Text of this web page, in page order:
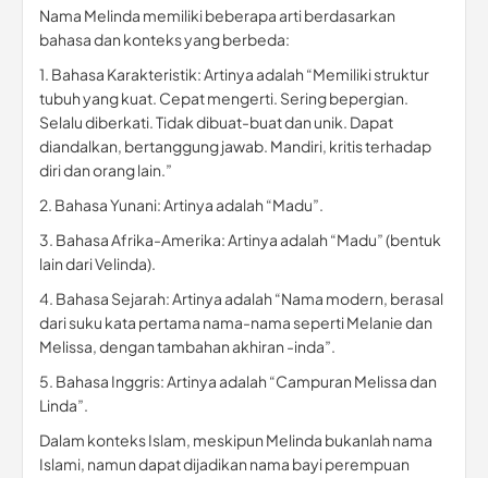
Nama Melinda memiliki beberapa arti berdasarkan
bahasa dan konteks yang berbeda:
1. Bahasa Karakteristik: Artinya adalah “Memiliki struktur
tubuh yang kuat. Cepat mengerti. Sering bepergian.
Selalu diberkati. Tidak dibuat-buat dan unik. Dapat
diandalkan, bertanggung jawab. Mandiri, kritis terhadap
diri dan orang lain.”
2. Bahasa Yunani: Artinya adalah “Madu”.
3. Bahasa Afrika-Amerika: Artinya adalah “Madu” (bentuk
lain dari Velinda).
4. Bahasa Sejarah: Artinya adalah “Nama modern, berasal
dari suku kata pertama nama-nama seperti Melanie dan
Melissa, dengan tambahan akhiran -inda”.
5. Bahasa Inggris: Artinya adalah “Campuran Melissa dan
Linda”.
Dalam konteks Islam, meskipun Melinda bukanlah nama
Islami, namun dapat dijadikan nama bayi perempuan